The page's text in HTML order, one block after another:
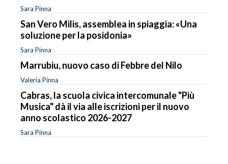
Sara Pinna
San Vero Milis, assemblea in spiaggia: «Una
soluzione per la posidonia»
Sara Pinna
Marrubiu, nuovo caso di Febbre del Nilo
Valeria Pinna
Cabras, la scuola civica intercomunale "Più
Musica" dà il via alle iscrizioni per il nuovo
anno scolastico 2026-2027
Sara Pinna